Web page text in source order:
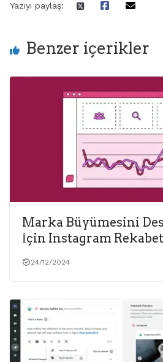
Yazıyı paylaş:
Benzer içerikler
Marka Büyümesini
İçin Instagram
24/12/2024